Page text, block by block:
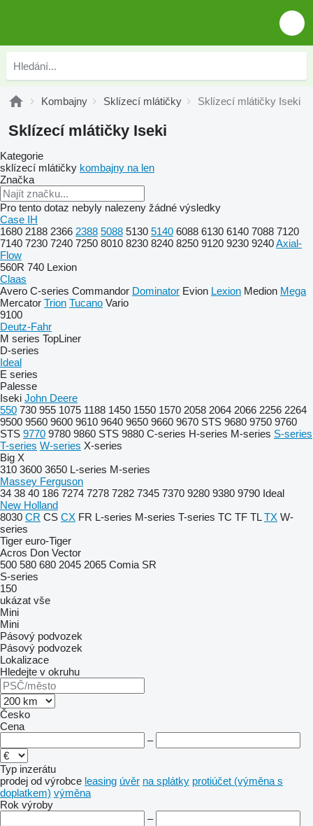
Kombajny Sklízecí mlátičky Sklízecí mlátičky Iseki
Sklízecí mlátičky Iseki
Kategorie
sklízecí mlátičky kombajny na len
Značka
Pro tento dotaz nebyly nalezeny žádné výsledky
Case IH
1680 2188 2366 2388 5088 5130 5140 6088 6130 6140 7088 7120
7140 7230 7240 7250 8010 8230 8240 8250 9120 9230 9240Axial-
Flow
560R 740 Lexion
Claas
Avero C-series Commandor Dominator Evion Lexion Medion Mega
Mercator Trion Tucano Vario
9100
Deutz-Fahr
M series TopLiner
D-series
Ideal
E series
Palesse
Iseki John Deere
550 730 955 1075 1188 1450 1550 1570 2058 2064 2066 2256 2264
9500 9560 9600 9610 9640 9650 9660 9670 STS 9680 9750 9760
STS 9770 9780 9860 STS 9880 C-series H-series M-series S-series
T-series W-series X-series
Big X
310 3600 3650 L-series M-series
Massey Ferguson
34 38 40 186 7274 7278 7282 7345 7370 9280 9380 9790 Ideal
New Holland
8030 CR CS CX FR L-series M-series T-series TC TF TL TX W-
series
Tiger euro-Tiger
Acros Don Vector
500 580 680 2045 2065 Comia SR
S-series
150
ukázat vše
Mini
Mini
Pásový podvozek
Pásový podvozek
Lokalizace
Hledejte v okruhu
Česko
Cena
–
Typ inzerátu
prodej od výrobce leasing úvěr na splátky protiúčet (výměna s
doplatkem) výměna
Rok výroby
–